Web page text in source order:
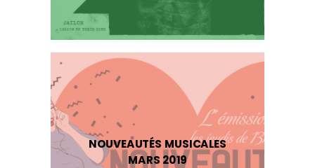
NOUVEAUTÉS MUSICALES
MARS 2019